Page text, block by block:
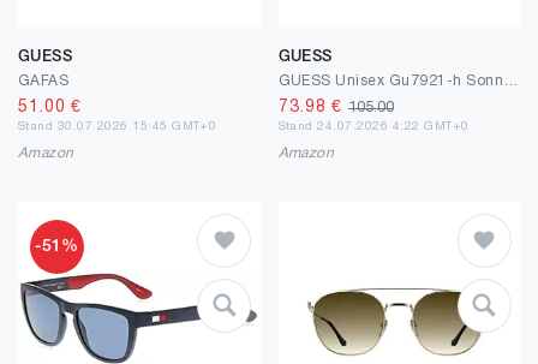
GUESS
GAFAS
51.00 €
Stand 30.07.2026 15:45 GMT+0
Amazon
GUESS
73.98 € 105.00
Stand 24.07.2026 4:22 GMT+0
Amazon
-51%